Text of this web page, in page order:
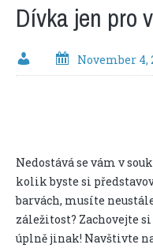
Dívka jen pro
November 4,
Nedostává se vám v
kolik byste si
barvách, musíte
záležitost? Zachovejte
úplně jinak! Navštivte